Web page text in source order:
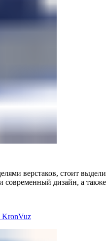
верстаков, стоит
современный дизайн, а